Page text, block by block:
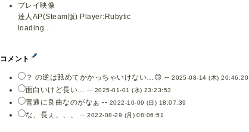
プレイ映像
達人AP(Steam版) Player:Rubytic
loading...
コメント
？ の逆は舐めてかかっちゃいけない…🙃 --2025-08-14 (木) 20:46:20
面白いけど長い… -- 2025-01-01 (水) 23:23:53
普通に良曲なのがなぁ -- 2022-10-09 (日) 18:07:39
な、長ぇ、、、 --2022-08-29 (月) 08:06:51